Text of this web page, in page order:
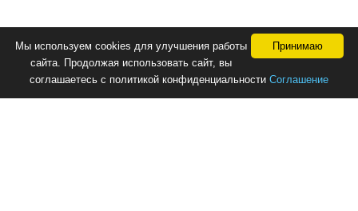
Принимаю
Мы используем cookies для улучшения работы
сайта. Продолжая использовать сайт, вы
соглашаетесь с политикой конфиденциальности Соглашение